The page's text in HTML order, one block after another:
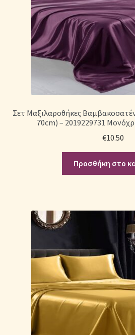
Σετ Μαξιλαροθήκες
70cm) – 2019229731
€10.50
Προσθήκη στο